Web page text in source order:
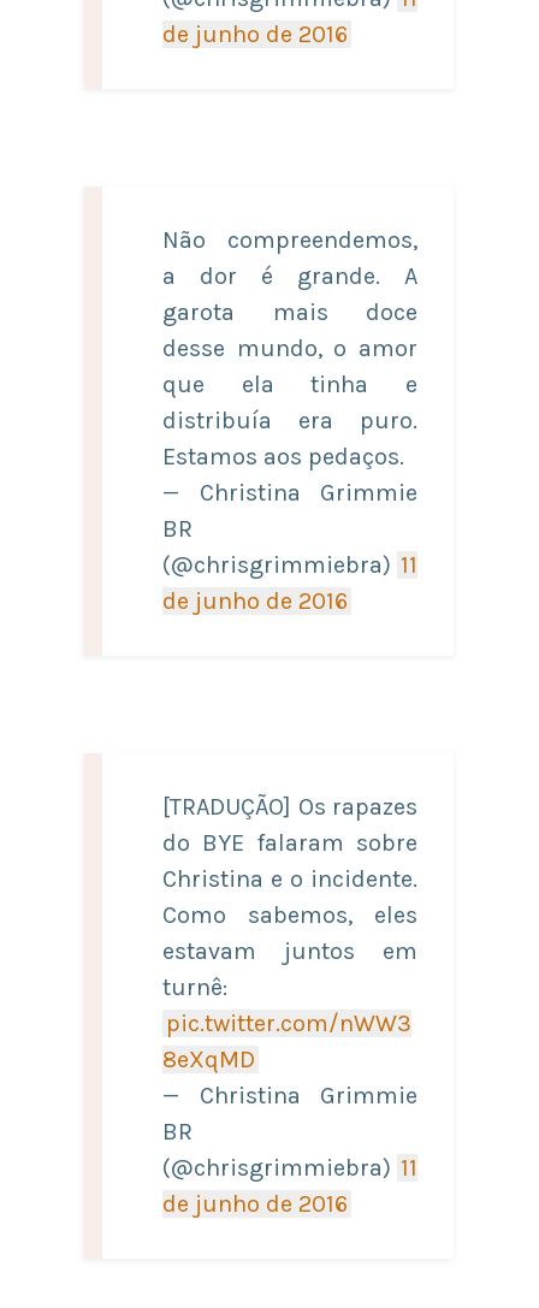
de junho de 2016
Não compreendemos,
a dor é grande. A
garota mais doce
desse mundo, o amor
que ela tinha e
distribuía era puro.
Estamos aos pedaços.
— Christina Grimmie
BR
(@chrisgrimmiebra) 11
de junho de 2016
[TRADUÇÃO] Os rapazes
do BYE falaram sobre
Christina e o incidente.
Como sabemos, eles
estavam juntos em
turnê:
pic.twitter.com/nWW3
8eXqMD
— Christina Grimmie
BR
(@chrisgrimmiebra) 11
de junho de 2016